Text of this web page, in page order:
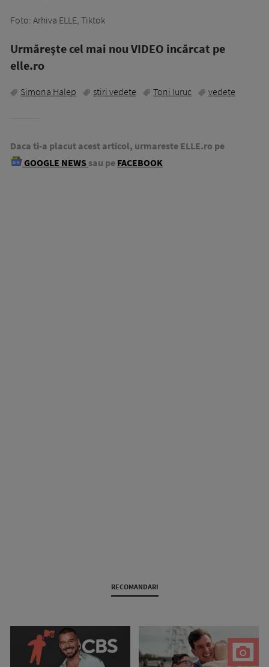
Foto: Arhiva ELLE, Tiktok
Urmăreşte cel mai nou VIDEO incărcat pe
elle.ro
Simona Halep stiri vedete Toni Iuruc vedete
Daca ti-a placut acest articol, urmareste ELLE.ro pe
GOOGLE NEWS sau pe FACEBOOK
RECOMANDARI